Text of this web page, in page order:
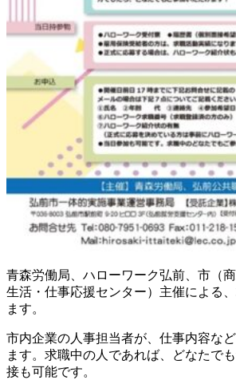
青森労働局、ハローワーク弘前、市（
生活・仕事応援センター）主催による
ます。
市内企業の人事担当者が、仕事内容な
ます。求職中の人であれば、どなたで
接も可能です。